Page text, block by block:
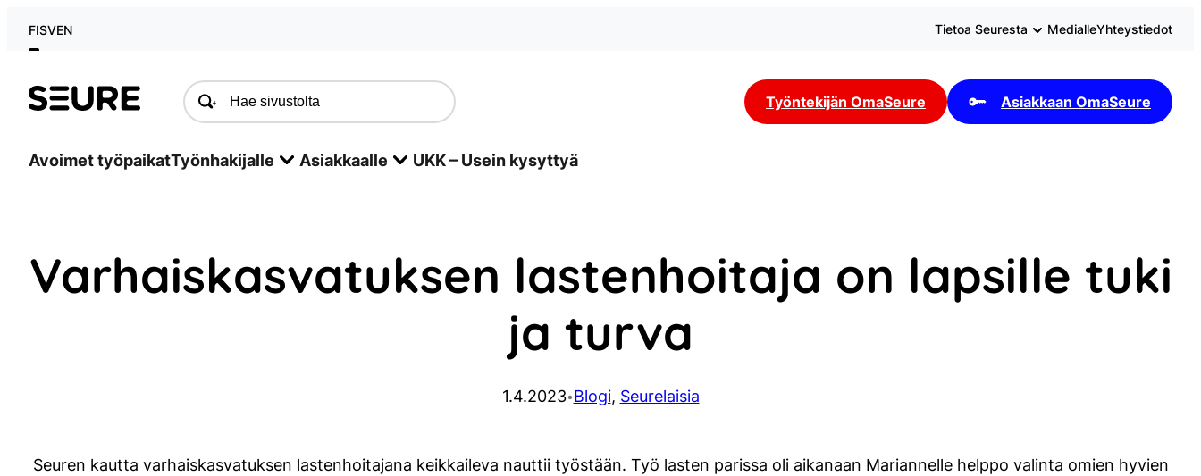
FISVEN Tietoa Seuresta MedialleYhteystiedot
Seure Työntekijän OmaSeure Asiakkaan OmaSeure
Avoimet työpaikatTyönhakijalle Asiakkaalle UKK – Usein kysyttyä
Varhaiskasvatuksen lastenhoitaja on lapsille tuki
ja turva
1.4.2023•Blogi, Seurelaisia
Seuren kautta varhaiskasvatuksen lastenhoitajana keikkaileva nauttii työstään. Työ lasten parissa oli aikanaan Mariannelle helppo valinta omien hyvien